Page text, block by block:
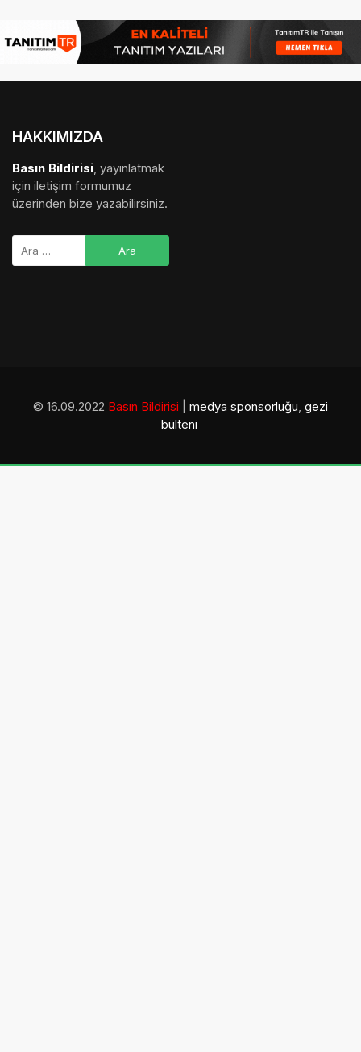
HAKKIMIZDA
Basın Bildirisi, yayınlatmak
için iletişim formumuz
üzerinden bize yazabilirsiniz.
© 16.09.2022 Basın Bildirisi medya sponsorluğu, gezi
bülteni